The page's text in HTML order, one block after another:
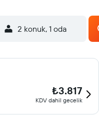
2 konuk, 1 oda
₺3.817
KDV dahil gecelik